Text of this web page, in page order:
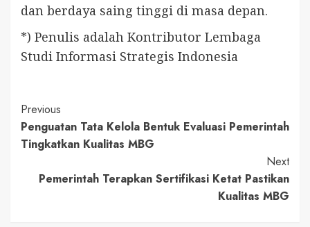
dan berdaya saing tinggi di masa depan.
*) Penulis adalah Kontributor Lembaga
Studi Informasi Strategis Indonesia
Continue
Reading
Previous
Penguatan Tata Kelola Bentuk Evaluasi Pemerintah
Tingkatkan Kualitas MBG
Next
Pemerintah Terapkan Sertifikasi Ketat Pastikan
Kualitas MBG